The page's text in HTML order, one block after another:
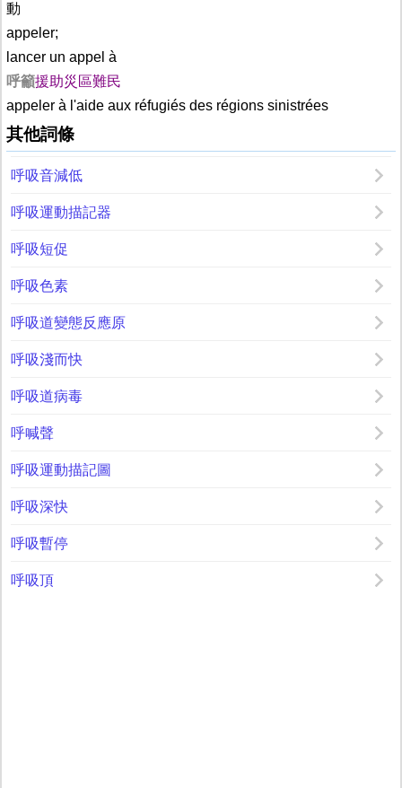
動
appeler;
lancer un appel à
呼籲援助災區難民
appeler à l'aide aux réfugiés des régions sinistrées
其他詞條
呼吸音減低
呼吸運動描記器
呼吸短促
呼吸色素
呼吸道變態反應原
呼吸淺而快
呼吸道病毒
呼喊聲
呼吸運動描記圖
呼吸深快
呼吸暫停
呼吸頂